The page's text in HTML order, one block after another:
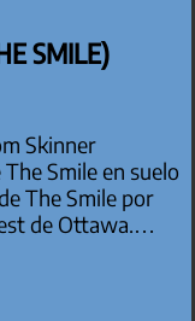
SMILE)
Skinner
Smile en suelo
The Smile por
de Ottawa.…